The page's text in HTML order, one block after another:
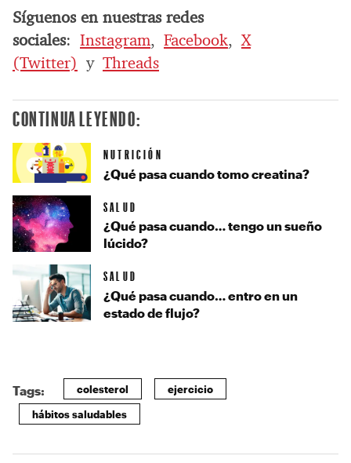
Síguenos en nuestras redes
sociales: Instagram, Facebook,X
(Twitter) y Threads
CONTINUA LEYENDO:
NUTRICIÓN
¿Qué pasa cuando tomo creatina?
SALUD
¿Qué pasa cuando… tengo un sueño
lúcido?
SALUD
¿Qué pasa cuando… entro en un
estado de flujo?
Tags: colesterol ejercicio
hábitos saludables